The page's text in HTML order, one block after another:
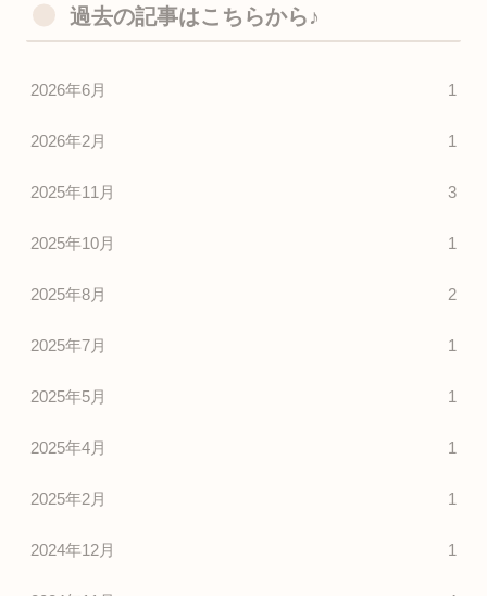
過去の記事はこちらから♪
2026年6月 1
2026年2月 1
2025年11月 3
2025年10月 1
2025年8月 2
2025年7月 1
2025年5月 1
2025年4月 1
2025年2月 1
2024年12月 1